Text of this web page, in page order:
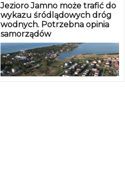
Jezioro Jamno może trafić do
wykazu śródlądowych dróg
wodnych. Potrzebna opinia
samorządów